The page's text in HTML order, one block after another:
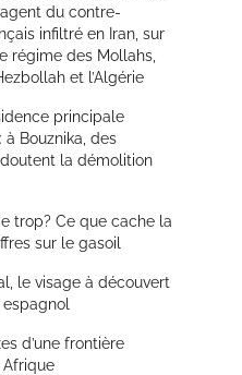
du contre-
infiltré en Iran, sur
régime des Mollahs,
et l’Algérie
principale
à Bouznika, des
la démolition
trop? Ce que cache la
sur le gasoil
le visage à découvert
d’une frontière
Afrique